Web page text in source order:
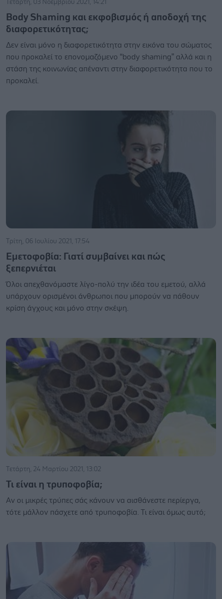
Τετάρτη, 03 Νοεμβρίου 2021, 14:21
Βody Shaming και εκφοβισμός ή αποδοχή της
διαφορετικότητας;
Δεν είναι μόνο η διαφορετικότητα στην εικόνα του σώματος
που προκαλεί το επονομαζόμενο “body shaming” αλλά και η
στάση της κοινωνίας απέναντι στην διαφορετικότητα που το
προκαλεί.
Τρίτη, 06 Ιουλίου 2021, 17:54
Εμετοφοβία: Γιατί συμβαίνει και πώς
ξεπερνιέται
Όλοι απεχθανόμαστε λίγο-πολύ την ιδέα του εμετού, αλλά
υπάρχουν ορισμένοι άνθρωποι που μπορούν να πάθουν
κρίση άγχους και μόνο στην σκέψη.
Τετάρτη, 24 Μαρτίου 2021, 13:02
Τι είναι η τρυποφοβία;
Αν οι μικρές τρύπες σάς κάνουν να αισθάνεστε περίεργα,
τότε μάλλον πάσχετε από τρυποφοβία. Τι είναι όμως αυτό;